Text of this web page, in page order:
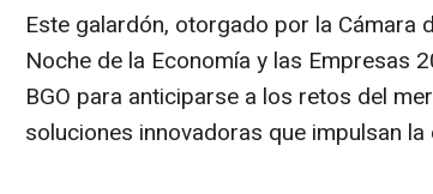
Este galardón, otorgado por la Cámara
Noche de la Economía y las Empresas
BGO para anticiparse a los retos del
soluciones innovadoras que impulsan